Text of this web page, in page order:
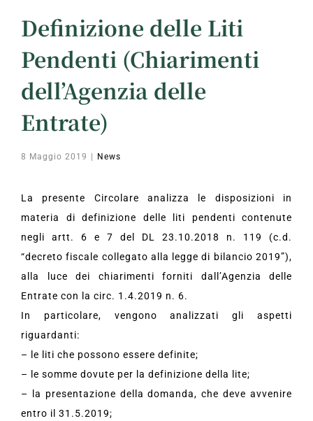
Definizione delle Liti
Pendenti (Chiarimenti
dell’Agenzia delle
Entrate)
8 Maggio 2019 News
La presente Circolare analizza le disposizioni in
materia di definizione delle liti pendenti contenute
negli artt. 6 e 7 del DL 23.10.2018 n. 119 (c.d.
“decreto fiscale collegato alla legge di bilancio 2019”),
alla luce dei chiarimenti forniti dall’Agenzia delle
Entrate con la circ. 1.4.2019 n. 6.
In particolare, vengono analizzati gli aspetti
riguardanti:
– le liti che possono essere definite;
– le somme dovute per la definizione della lite;
– la presentazione della domanda, che deve avvenire
entro il 31.5.2019;